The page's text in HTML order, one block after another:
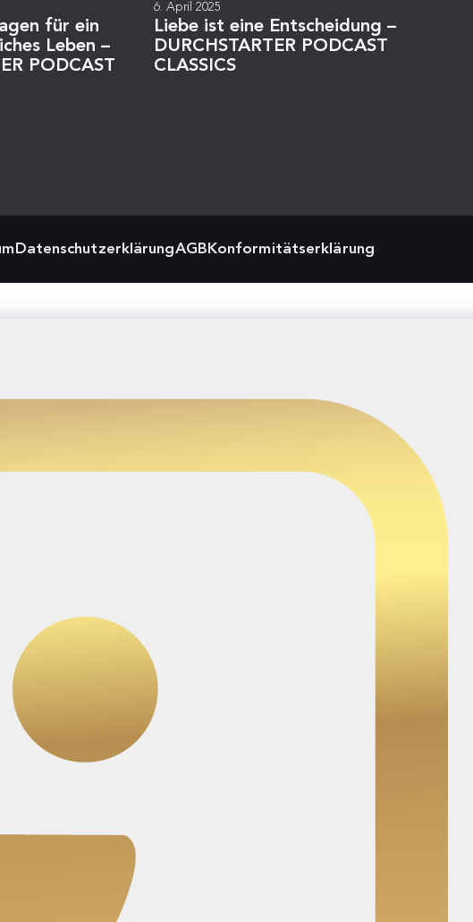
für ein
Leben –
PODCAST
6. April 2025
Liebe ist eine Entscheidung –
DURCHSTARTER PODCAST
CLASSICS
DatenschutzerklärungAGB Konformitätserklärung